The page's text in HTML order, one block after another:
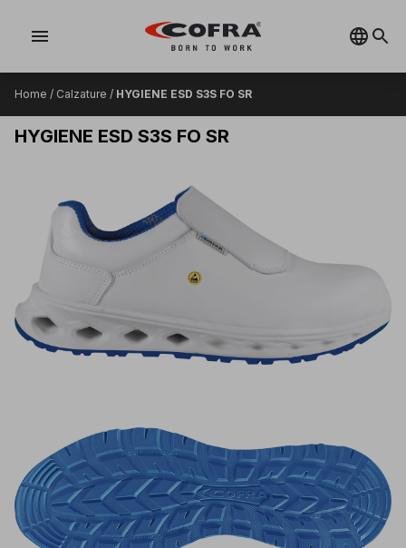
menu
Home / Calzature / HYGIENE ESD S3S FO SR
HYGIENE ESD S3S FO SR